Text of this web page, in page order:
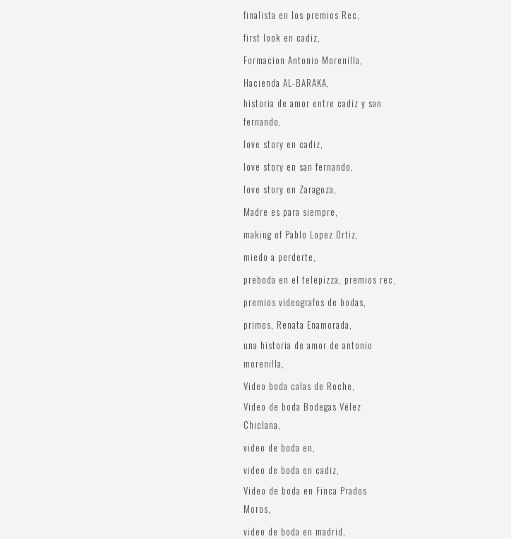
finalista en los premios Rec
first look en cadiz
Formacion Antonio Morenilla
Hacienda AL-BARAKA
historia de amor entre cadiz y san
fernando
love story en cadiz
love story en san fernando
love story en Zaragoza
Madre es para siempre
making of Pablo Lopez Ortiz
miedo a perderte
preboda en el telepizza premios rec
premios videografos de bodas
primos Renata Enamorada
una historia de amor de antonio
morenilla
Video boda calas de Roche
Video de boda Bodegas Vélez
Chiclana
video de boda en
video de boda en cadiz
Video de boda en Finca Prados
Moros
video de boda en madrid